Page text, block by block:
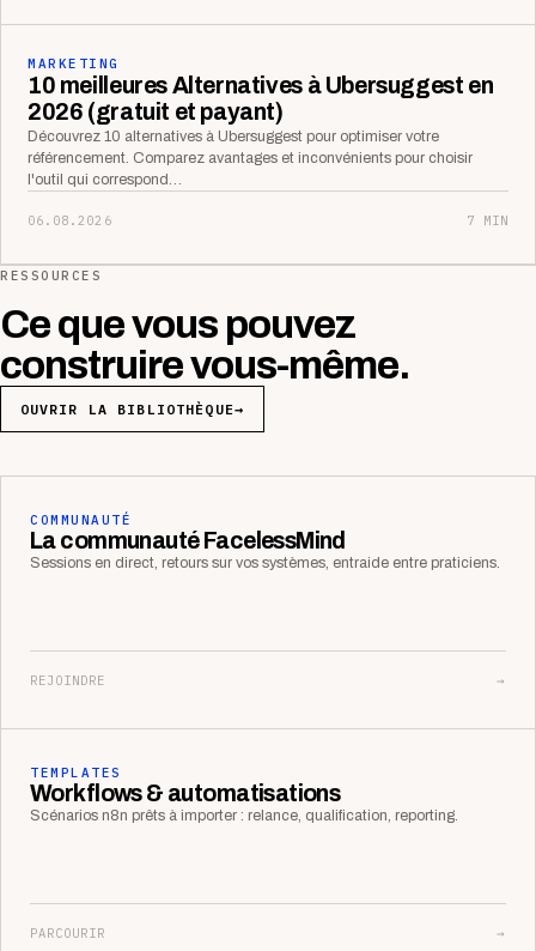
MARKETING
10 meilleures Alternatives à Ubersuggest en
2026 (gratuit et payant)
Découvrez 10 alternatives à Ubersuggest pour optimiser votre
référencement. Comparez avantages et inconvénients pour choisir
l'outil qui correspond…
06.08.2026 7 MIN
RESSOURCES
Ce que vous pouvez
construire vous-même.
OUVRIR LA BIBLIOTHÈQUE→
COMMUNAUTÉ
La communauté FacelessMind
Sessions en direct, retours sur vos systèmes, entraide entre praticiens.
REJOINDRE →
TEMPLATES
Workflows & automatisations
Scénarios n8n prêts à importer : relance, qualification, reporting.
PARCOURIR →